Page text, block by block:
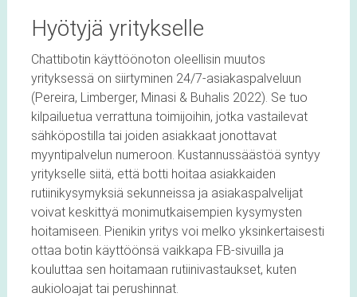
Hyötyjä yritykselle
Chattibotin käyttöönoton oleellisin muutos
yrityksessä on siirtyminen 24/7-asiakaspalveluun
(Pereira, Limberger, Minasi & Buhalis 2022). Se tuo
kilpailuetua verrattuna toimijoihin, jotka vastailevat
sähköpostilla tai joiden asiakkaat jonottavat
myyntipalvelun numeroon. Kustannussäästöä syntyy
yritykselle siitä, että botti hoitaa asiakkaiden
rutiinikysymyksiä sekunneissa ja asiakaspalvelijat
voivat keskittyä monimutkaisempien kysymysten
hoitamiseen. Pienikin yritys voi melko yksinkertaisesti
ottaa botin käyttöönsä vaikkapa FB-sivuilla ja
kouluttaa sen hoitamaan rutiinivastaukset, kuten
aukioloajat tai perushinnat.